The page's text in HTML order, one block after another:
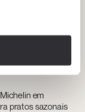
tradição e
em
pratos sazonais